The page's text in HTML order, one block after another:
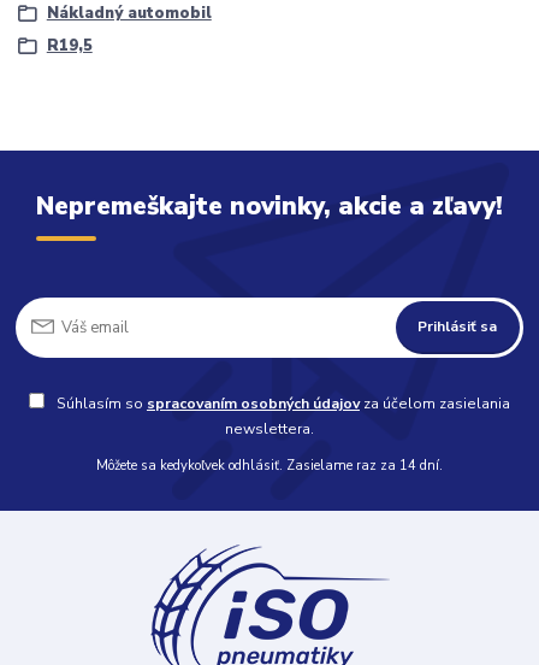
Nákladný automobil
R19,5
Nepremeškajte novinky, akcie a zľavy!
Prihlásiť sa
Súhlasím so spracovaním osobných údajovza účelom zasielania
newslettera.
Môžete sa kedykoľvek odhlásiť. Zasielame raz za 14 dní.